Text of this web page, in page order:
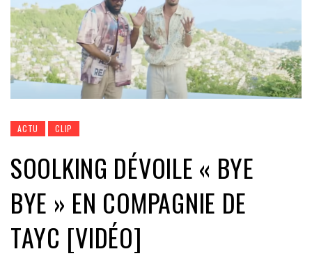
ACTU CLIP
SOOLKING DÉVOILE « BYE
BYE » EN COMPAGNIE DE
TAYC [VIDÉO]